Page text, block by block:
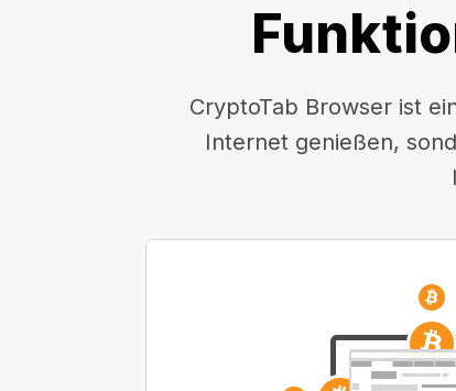
CryptoTab Browser ist
Internet genießen,